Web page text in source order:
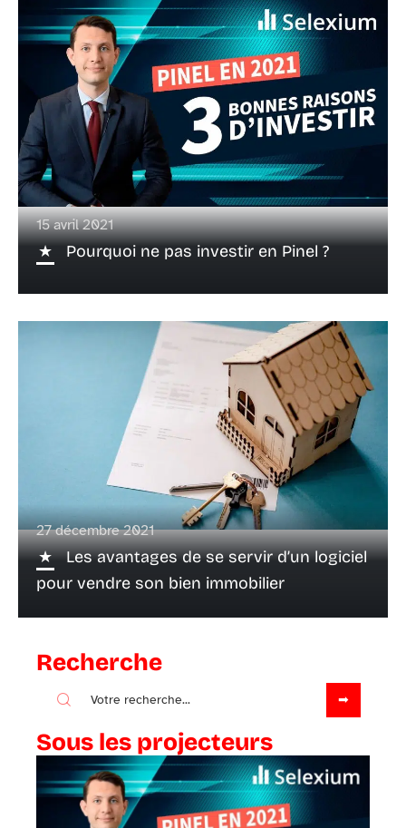
15 avril 2021
Pourquoi ne pas investir en Pinel ?
27 décembre 2021
Les avantages de se servir d’un logiciel
pour vendre son bien immobilier
Recherche
Sous les projecteurs